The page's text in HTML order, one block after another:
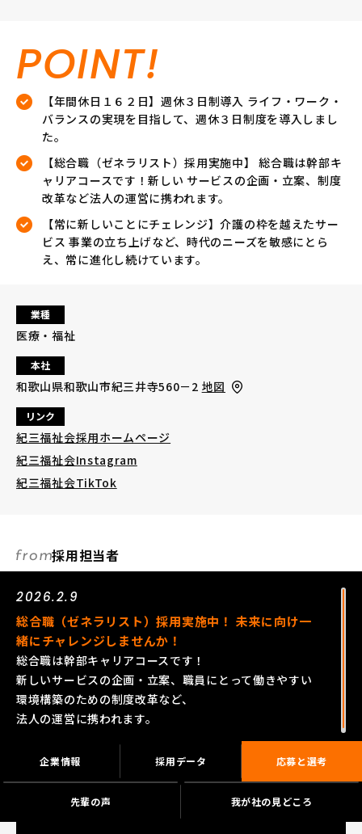
POINT!
【年間休日１６２日】週休３日制導入 ライフ・ワーク・
バランスの実現を目指して、週休３日制度を導入しまし
た。
【総合職（ゼネラリスト）採用実施中】 総合職は幹部キ
ャリアコースです！新しい サービスの企画・立案、制度
改革など法人の運営に携われます。
【常に新しいことにチェレンジ】介護の枠を越えたサー
ビス 事業の立ち上げなど、時代のニーズを敏感にとら
え、常に進化し続けています。
業種
医療・福祉
本社
和歌山県和歌山市紀三井寺560－2 地図
リンク
紀三福祉会採用ホームページ
紀三福祉会Instagram
紀三福祉会TikTok
採用担当者
2026.2.9
総合職（ゼネラリスト）採用実施中！ 未来に向け一
緒にチャレンジしませんか！
総合職は幹部キャリアコースです！
新しいサービスの企画・立案、職員にとって働きやすい
環境構築のための制度改革など、
法人の運営に携われます。
企業情報 採用データ 応募と選考
先輩の声 我が社の見どころ